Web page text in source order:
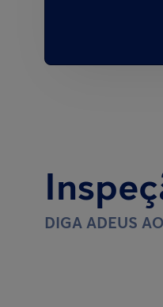
DIGA ADEUS